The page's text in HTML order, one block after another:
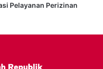
Pelayanan Perizinan